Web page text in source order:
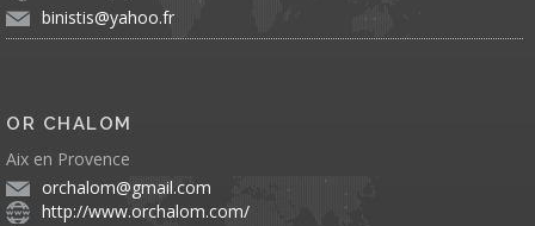
binistis@yahoo.fr
OR CHALOM
Aix en Provence
orchalom@gmail.com
http://www.orchalom.com/